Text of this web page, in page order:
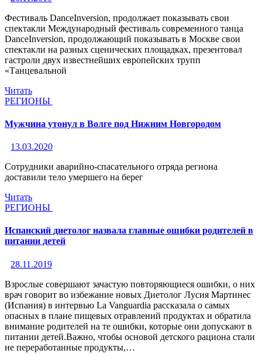
Фестиваль DanceInversion, продолжает показывать свои
спектакли Международный фестиваль современного танца
DanceInversion, продолжающий показывать в Москве свои
спектакли на разных сценических площадках, презентовал
гастроли двух известнейших европейских трупп
«Танцевальной
Читать
РЕГИОНЫ
Мужчина утонул в Волге под Нижним Новгородом
13.03.2020
Сотрудники аварийно-спасательного отряда региона
доставили тело умершего на берег
Читать
РЕГИОНЫ
Испанский диетолог назвала главные ошибки родителей в
питании детей
28.11.2019
Взрослые совершают зачастую повторяющиеся ошибки, о них
врач говорит во избежание новых Диетолог Лусия Мартинес
(Испания) в интервью La Vanguardia рассказала о самых
опасных в плане пищевых отравлений продуктах и обратила
внимание родителей на те ошибки, которые они допускают в
питании детей.Важно, чтобы основой детского рациона стали
не переработанные продукты,…